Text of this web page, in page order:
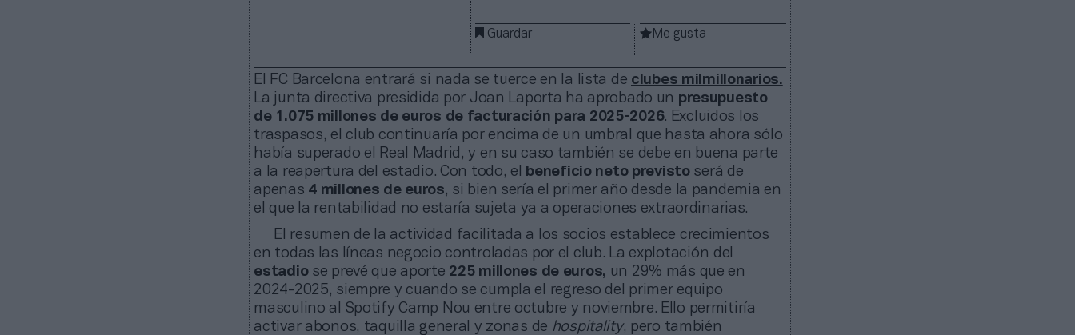
Guardar Me gusta
El FC Barcelona entrará si nada se tuerce en la lista de clubes milmillonarios.
La junta directiva presidida por Joan Laporta ha aprobado un presupuesto
de 1.075 millones de euros de facturación para 2025-2026. Excluidos los
traspasos, el club continuaría por encima de un umbral que hasta ahora sólo
había superado el Real Madrid, y en su caso también se debe en buena parte
a la reapertura del estadio. Con todo, el
beneficio neto previsto será de
apenas 4 millones de euros, si bien sería el primer año desde la pandemia en
el que la rentabilidad no estaría sujeta ya a operaciones extraordinarias.
El resumen de la actividad facilitada a los socios establece crecimientos
en todas las líneas negocio controladas por el club. La explotación del
estadio se prevé que aporte 225 millones de euros, un 29% más que en
2024-2025, siempre y cuando se cumpla el regreso del primer equipo
masculino al Spotify Camp Nou entre octubre y noviembre. Ello permitiría
activar abonos, taquilla general y zonas de hospitality, pero también